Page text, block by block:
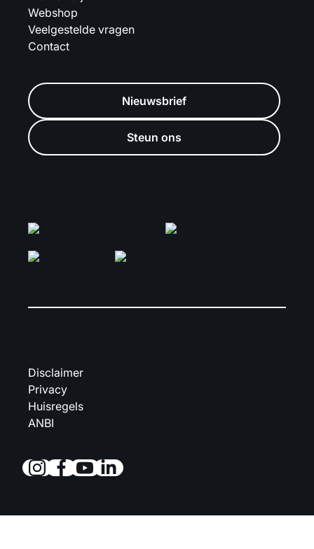
Webshop
Veelgestelde vragen
Contact
Nieuwsbrief
Steun ons
Disclaimer
Privacy
Huisregels
ANBI